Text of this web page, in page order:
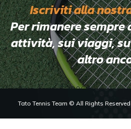
Iscriviti alla
Per rimanere
attività, sui viaggi,
altro
[mc4wp_form id="806"]
Tato Tennis Team © All Rights